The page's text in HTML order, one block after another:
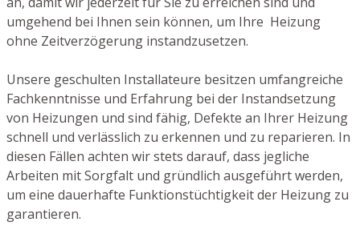
umgehend bei Ihnen sein können, um Ihre Heizung
ohne Zeitverzögerung instandzusetzen.
Unsere geschulten Installateure besitzen umfangreiche
Fachkenntnisse und Erfahrung bei der Instandsetzung
von Heizungen und sind fähig, Defekte an Ihrer Heizung
schnell und verlässlich zu erkennen und zu reparieren. In
diesen Fällen achten wir stets darauf, dass jegliche
Arbeiten mit Sorgfalt und gründlich ausgeführt werden,
um eine dauerhafte Funktionstüchtigkeit der Heizung zu
garantieren.